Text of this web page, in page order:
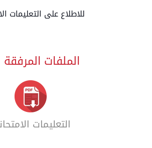
للاطلاع على
الملفات المرفقة
التعليمات